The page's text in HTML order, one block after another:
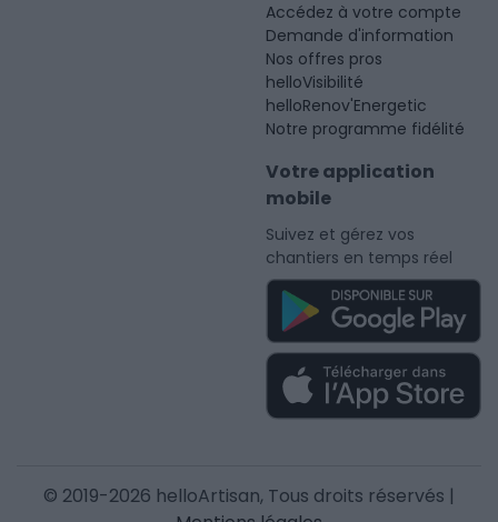
Accédez à votre compte
Demande d'information
Nos offres pros
helloVisibilité
helloRenov'Energetic
Notre programme fidélité
Votre application
mobile
Suivez et gérez vos
chantiers en temps réel
© 2019-2026 helloArtisan, Tous droits réservés |